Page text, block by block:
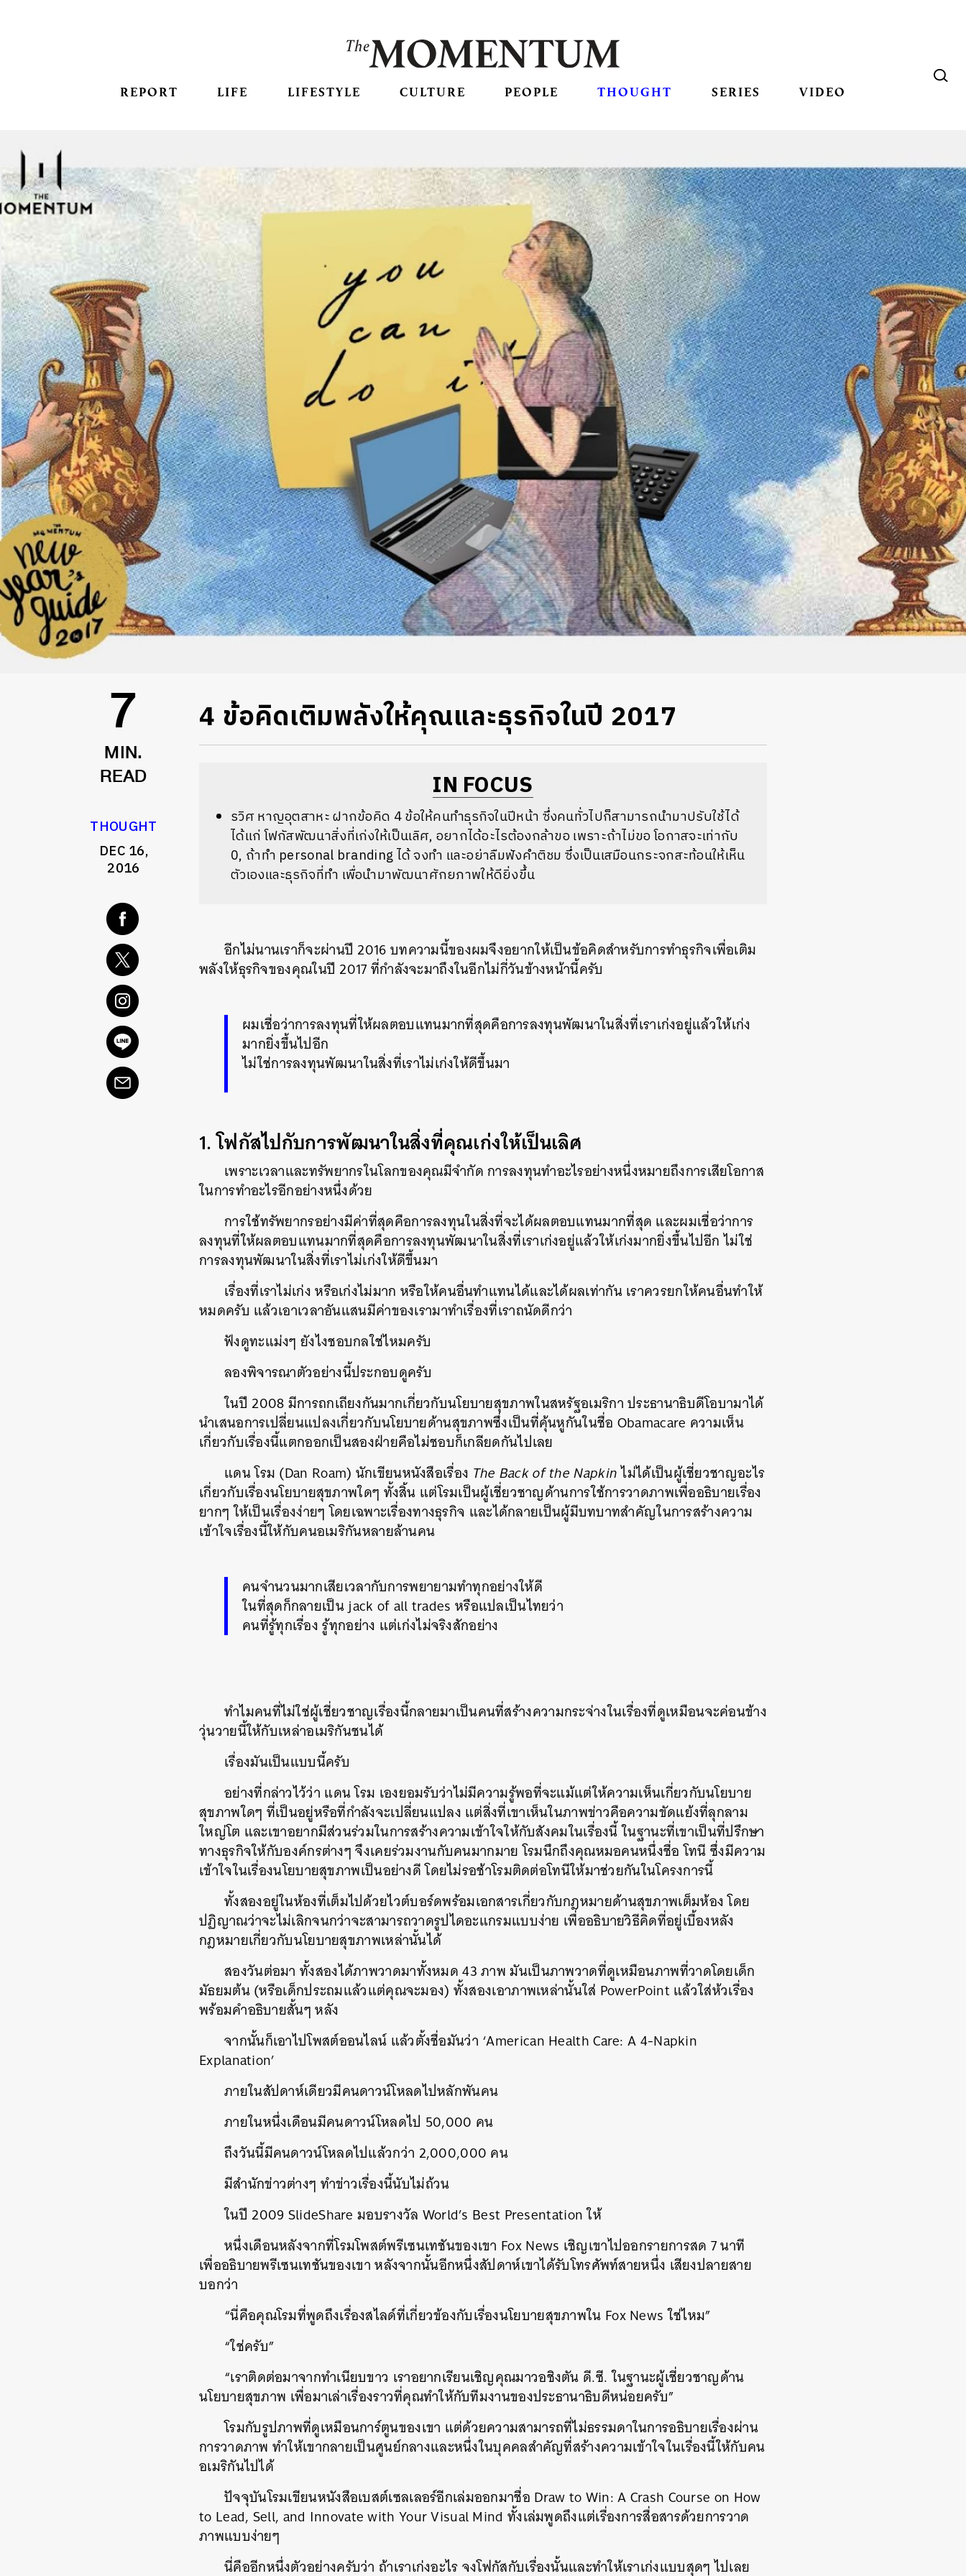
REPORT LIFE LIFESTYLE CULTURE PEOPLE THOUGHT SERIES VIDEO
7
MIN.
READ
THOUGHT
DEC 16,
2016
4 ข้อคิดเติมพลังให้คุณและธุรกิจในปี 2017
IN FOCUS
รวิศ หาญอุตสาหะ ฝากข้อคิด 4 ข้อให้คนทำธุรกิจในปีหน้า ซึ่งคนทั่วไปก็สามารถนำมาปรับใช้ได้
ได้แก่ โฟกัสพัฒนาสิ่งที่เก่งให้เป็นเลิศ, อยากได้อะไรต้องกล้าขอ เพราะถ้าไม่ขอ โอกาสจะเท่ากับ
0, ถ้าทำ personal branding ได้ จงทำ และอย่าลืมฟังคำติชม ซึ่งเป็นเสมือนกระจกสะท้อนให้เห็น
ตัวเองและธุรกิจที่ทำ เพื่อนำมาพัฒนาศักยภาพให้ดียิ่งขึ้น
อีกไม่นานเราก็จะผ่านปี 2016 บทความนี้ของผมจึงอยากให้เป็นข้อคิดสำหรับการทำธุรกิจเพื่อเติม
พลังให้ธุรกิจของคุณในปี 2017 ที่กำลังจะมาถึงในอีกไม่กี่วันข้างหน้านี้ครับ
ผมเชื่อว่าการลงทุนที่ให้ผลตอบแทนมากที่สุดคือการลงทุนพัฒนาในสิ่งที่เราเก่งอยู่แล้วให้เก่ง
มากยิ่งขึ้นไปอีก
ไม่ใช่การลงทุนพัฒนาในสิ่งที่เราไม่เก่งให้ดีขึ้นมา
1. โฟกัสไปกับการพัฒนาในสิ่งที่คุณเก่งให้เป็นเลิศ
เพราะเวลาและทรัพยากรในโลกของคุณมีจำกัด การลงทุนทำอะไรอย่างหนึ่งหมายถึงการเสียโอกาส
ในการทำอะไรอีกอย่างหนึ่งด้วย
การใช้ทรัพยากรอย่างมีค่าที่สุดคือการลงทุนในสิ่งที่จะได้ผลตอบแทนมากที่สุด และผมเชื่อว่าการ
ลงทุนที่ให้ผลตอบแทนมากที่สุดคือการลงทุนพัฒนาในสิ่งที่เราเก่งอยู่แล้วให้เก่งมากยิ่งขึ้นไปอีก ไม่ใช่
การลงทุนพัฒนาในสิ่งที่เราไม่เก่งให้ดีขึ้นมา
เรื่องที่เราไม่เก่ง หรือเก่งไม่มาก หรือให้คนอื่นทำแทนได้และได้ผลเท่ากัน เราควรยกให้คนอื่นทำให้
หมดครับ แล้วเอาเวลาอันแสนมีค่าของเรามาทำเรื่องที่เราถนัดดีกว่า
ฟังดูทะแม่งๆ ยังไงชอบกลใช่ไหมครับ
ลองพิจารณาตัวอย่างนี้ประกอบดูครับ
ในปี 2008 มีการถกเถียงกันมากเกี่ยวกับนโยบายสุขภาพในสหรัฐอเมริกา ประธานาธิบดีโอบามาได้
นำเสนอการเปลี่ยนแปลงเกี่ยวกับนโยบายด้านสุขภาพซึ่งเป็นที่คุ้นหูกันในชื่อ Obamacare ความเห็น
เกี่ยวกับเรื่องนี้แตกออกเป็นสองฝ่ายคือไม่ชอบก็เกลียดกันไปเลย
แดน โรม (Dan Roam) นักเขียนหนังสือเรื่อง The Back of the Napkinไม่ได้เป็นผู้เชี่ยวชาญอะไร
เกี่ยวกับเรื่องนโยบายสุขภาพใดๆ ทั้งสิ้น แต่โรมเป็นผู้เชี่ยวชาญด้านการใช้การวาดภาพเพื่ออธิบายเรื่อง
ยากๆ ให้เป็นเรื่องง่ายๆ โดยเฉพาะเรื่องทางธุรกิจ และได้กลายเป็นผู้มีบทบาทสำคัญในการสร้างความ
เข้าใจเรื่องนี้ให้กับคนอเมริกันหลายล้านคน
คนจำนวนมากเสียเวลากับการพยายามทำทุกอย่างให้ดี
ในที่สุดก็กลายเป็น jack of all trades หรือแปลเป็นไทยว่า
คนที่รู้ทุกเรื่อง รู้ทุกอย่าง แต่เก่งไม่จริงสักอย่าง
ทำไมคนที่ไม่ใช่ผู้เชี่ยวชาญเรื่องนี้กลายมาเป็นคนที่สร้างความกระจ่างในเรื่องที่ดูเหมือนจะค่อนข้าง
วุ่นวายนี้ให้กับเหล่าอเมริกันชนได้
เรื่องมันเป็นแบบนี้ครับ
อย่างที่กล่าวไว้ว่า แดน โรม เองยอมรับว่าไม่มีความรู้พอที่จะแม้แต่ให้ความเห็นเกี่ยวกับนโยบาย
สุขภาพใดๆ ที่เป็นอยู่หรือที่กำลังจะเปลี่ยนแปลง แต่สิ่งที่เขาเห็นในภาพข่าวคือความขัดแย้งที่ลุกลาม
ใหญ่โต และเขาอยากมีส่วนร่วมในการสร้างความเข้าใจให้กับสังคมในเรื่องนี้ ในฐานะที่เขาเป็นที่ปรึกษา
ทางธุรกิจให้กับองค์กรต่างๆ จึงเคยร่วมงานกับคนมากมาย โรมนึกถึงคุณหมอคนหนึ่งชื่อ โทนี ซึ่งมีความ
เข้าใจในเรื่องนโยบายสุขภาพเป็นอย่างดี โดยไม่รอช้าโรมติดต่อโทนีให้มาช่วยกันในโครงการนี้
ทั้งสองอยู่ในห้องที่เต็มไปด้วยไวต์บอร์ดพร้อมเอกสารเกี่ยวกับกฎหมายด้านสุขภาพเต็มห้อง โดย
ปฏิญาณว่าจะไม่เลิกจนกว่าจะสามารถวาดรูปไดอะแกรมแบบง่าย เพื่ออธิบายวิธีคิดที่อยู่เบื้องหลัง
กฎหมายเกี่ยวกับนโยบายสุขภาพเหล่านั้นได้
สองวันต่อมา ทั้งสองได้ภาพวาดมาทั้งหมด 43 ภาพ มันเป็นภาพวาดที่ดูเหมือนภาพที่วาดโดยเด็ก
มัธยมต้น (หรือเด็กประถมแล้วแต่คุณจะมอง) ทั้งสองเอาภาพเหล่านั้นใส่ PowerPoint แล้วใส่ห้วเรื่อง
พร้อมคำอธิบายสั้นๆ หลัง
จากนั้นก็เอาไปโพสต์ออนไลน์​ แล้วตั้งชื่อมันว่า ‘American Health Care: A 4-Napkin
Explanation’
ภายในสัปดาห์เดียวมีคนดาวน์โหลดไปหลักพันคน
ภายในหนึ่งเดือนมีคนดาวน์โหลดไป 50,000 คน
ถึงวันนี้มีคนดาวน์โหลดไปแล้วกว่า 2,000,000 คน
มีสำนักข่าวต่างๆ ทำข่าวเรื่องนี้นับไม่ถ้วน
ในปี 2009 SlideShare มอบรางวัล World’s Best Presentation ให้
หนึ่งเดือนหลังจากที่โรมโพสต์พรีเซนเทชันของเขา Fox News เชิญเขาไปออกรายการสด 7 นาที
เพื่ออธิบายพรีเซนเทชันของเขา หลังจากนั้นอีกหนึ่งสัปดาห์เขาได้รับโทรศัพท์สายหนึ่ง เสียงปลายสาย
บอกว่า
“นี่คือคุณโรมที่พูดถึงเรื่องสไลด์ที่เกี่ยวข้องกับเรื่องนโยบายสุขภาพใน Fox News ใช่ไหม”
“ใช่ครับ”
“เราติดต่อมาจากทำเนียบขาว เราอยากเรียนเชิญคุณมาวอชิงตัน ดี.ซี. ในฐานะผู้เชี่ยวชาญด้าน
นโยบายสุขภาพ เพื่อมาเล่าเรื่องราวที่คุณทำให้กับทีมงานของประธานาธิบดีหน่อยครับ”
โรมกับรูปภาพที่ดูเหมือนการ์ตูนของเขา แต่ด้วยความสามารถที่ไม่ธรรมดาในการอธิบายเรื่องผ่าน
การวาดภาพ ทำให้เขากลายเป็นศูนย์กลางและหนึ่งในบุคคลสำคัญที่สร้างความเข้าใจในเรื่องนี้ให้กับคน
อเมริกันไปได้
ปัจจุบันโรมเขียนหนังสือเบสต์เซลเลอร์อีกเล่มออกมาชื่อ Draw to Win: A Crash Course on How
to Lead, Sell, and Innovate with Your Visual Mind ทั้งเล่มพูดถึงแต่เรื่องการสื่อสารด้วยการวาด
ภาพแบบง่ายๆ
นี่คืออีกหนึ่งตัวอย่างครับว่า ถ้าเราเก่งอะไร จงโฟกัสกับเรื่องนั้นและทำให้เราเก่งแบบสุดๆ ไปเลย
ค้นหา
SHARE TWEET